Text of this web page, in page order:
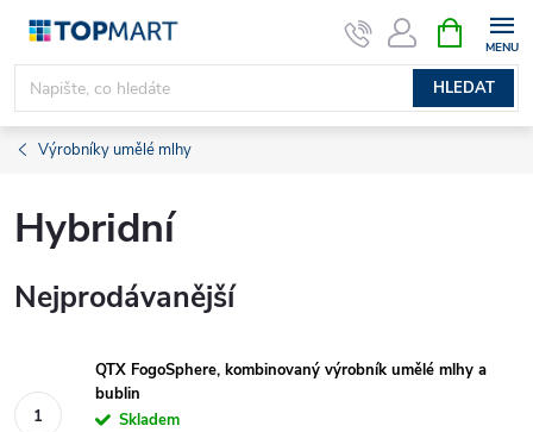
Přejít
obsah
HLEDAT
NÁKUPNÍ
KOŠÍK
Výrobníky umělé mlhy
Hybridní
Nejprodávanější
QTX FogoSphere, kombinovaný výrobník umělé mlhy a
bublin
Skladem